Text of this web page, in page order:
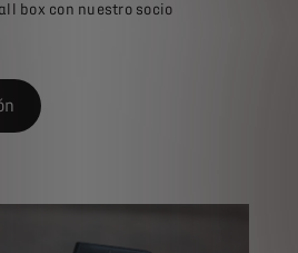
box con nuestro socio